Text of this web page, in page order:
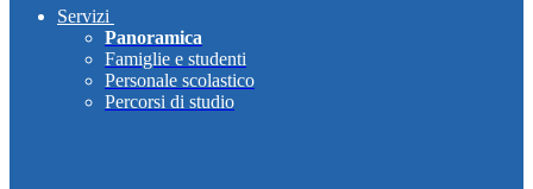
Servizi
Panoramica
Famiglie e studenti
Personale scolastico
Percorsi di studio